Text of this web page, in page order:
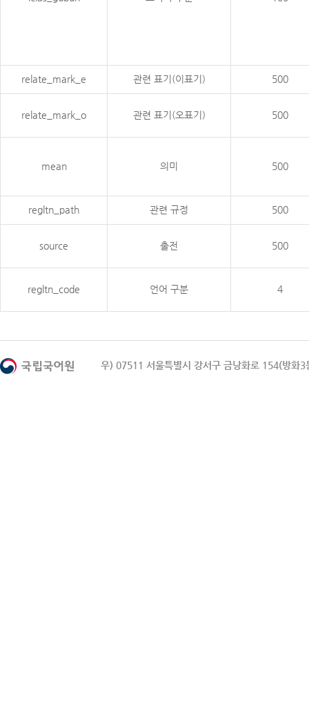
relate_mark_e 관련 표기(이표기) 500
relate_mark_o 관련 표기(오표기) 500
mean 의미 500
regltn_path 관련 규정 500
source 출전 500
regltn_code 언어 구분 4
우) 07511 서울특별시 강서구 금낭화로 154(방화3